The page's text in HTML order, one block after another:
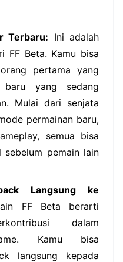
Terbaru: Ini adalah
FF Beta. Kamu bisa
pertama yang
yang sedang
Mulai dari senjata
permainan baru,
semua bisa
pemain lain
Langsung ke
FF Beta berarti
dalam
Kamu bisa
langsung kepada